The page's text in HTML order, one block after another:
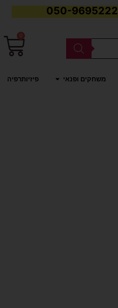
050-9695222
0
משחקים ופנאי פתח משחקים
פיזיותרפיה